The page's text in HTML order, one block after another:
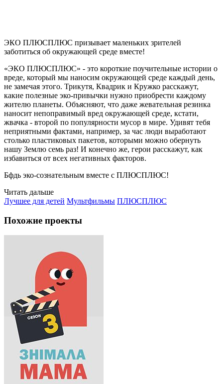
ЭКО ПЛЮСПЛЮС призывает маленьких зрителей
заботиться об окружающей среде вместе!
«ЭКО ПЛЮСПЛЮС» - это короткие поучительные истории о
вреде, который мы наносим окружающей среде каждый день,
не замечая этого. Трикутя, Квадрик и Кружко расскажут,
какие полезные эко-привычки нужно приобрести каждому
жителю планеты. Объясняют, что даже жевательная резинка
наносит непоправимый вред окружающей среде, кстати,
жвачка - второй по популярности мусор в мире. Удивят тебя
неприятными фактами, например, за час люди выработают
столько пластиковых пакетов, которыми можно обернуть
нашу Землю семь раз! И конечно же, герои расскажут, как
избавиться от всех негативных факторов.
Бфдь эко-сознательным вместе с ПЛЮСПЛЮС!
Читать дальше
Лучшее для детей Мультфильмы ПЛЮСПЛЮС
Похожие проекты